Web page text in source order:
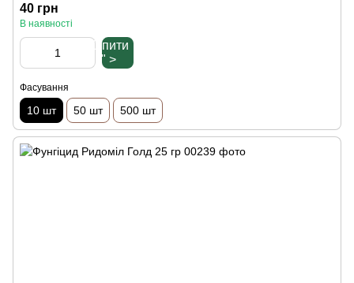
40 грн
В наявності
Купити
" >
Фасування
10 шт 50 шт 500 шт